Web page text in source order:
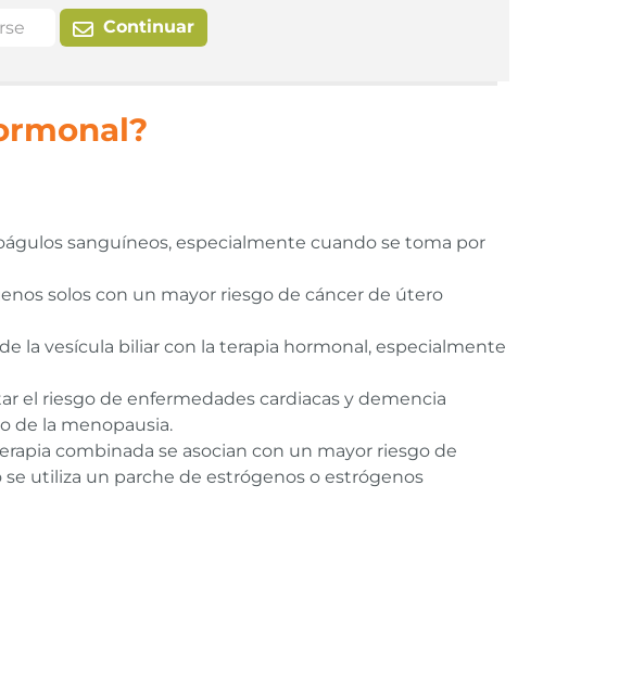
Continuar
sanguíneos, especialmente cuando se toma por
solos con un mayor riesgo de cáncer de útero
la vesícula biliar con la terapia hormonal, especialmente
el riesgo de enfermedades cardiacas y demencia
de la menopausia.
combinada se asocian con un mayor riesgo de
utiliza un parche de estrógenos o estrógenos